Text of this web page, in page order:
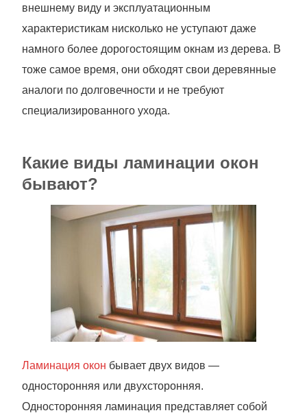
внешнему виду и эксплуатационным
характеристикам нисколько не уступают даже
намного более дорогостоящим окнам из дерева. В
тоже самое время, они обходят свои деревянные
аналоги по долговечности и не требуют
специализированного ухода.
Какие виды ламинации окон
бывают?
Ламинация окон бывает двух видов —
односторонняя или двухсторонняя.
Односторонняя ламинация представляет собой